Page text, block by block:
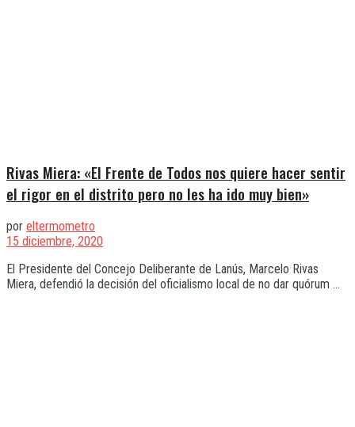
Rivas Miera: «El Frente de Todos nos quiere hacer sentir
el rigor en el distrito pero no les ha ido muy bien»
por eltermometro
15 diciembre, 2020
El Presidente del Concejo Deliberante de Lanús, Marcelo Rivas
Miera, defendió la decisión del oficialismo local de no dar quórum ...